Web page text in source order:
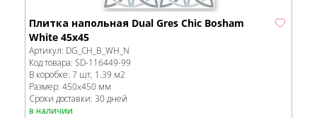
Плитка напольная Dual Gres Chic Bosham
White 45х45
Артикул: DG_CH_B_WH_N
Код товара: SD-116449-99
В коробке: 7 шт, 1.39 м2
Размер: 450x450 мм
Сроки доставки: 30 дней
в наличии